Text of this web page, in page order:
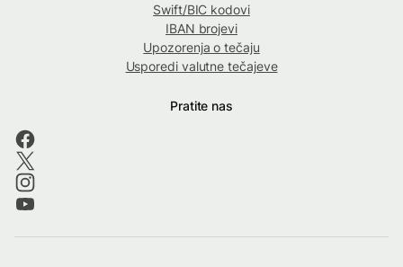
Swift/BIC kodovi
IBAN brojevi
Upozorenja o tečaju
Usporedi valutne tečajeve
Pratite nas